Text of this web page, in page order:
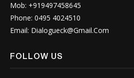
Mob: +919497458645
Phone: 0495 4024510
Email: Dialogueck@Gmail.Com
FOLLOW US